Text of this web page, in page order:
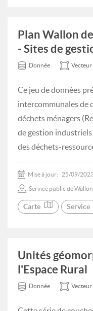
Plan Wallon
- Sites de
Donnée Vecteur
Ce jeu de données
intercommunales de
déchets ménagers
de gestion
des déchets-
Mise à jour: 25/09/
Service public de
Carte Service
Unités
l'Espace Rural
Donnée Vecteur